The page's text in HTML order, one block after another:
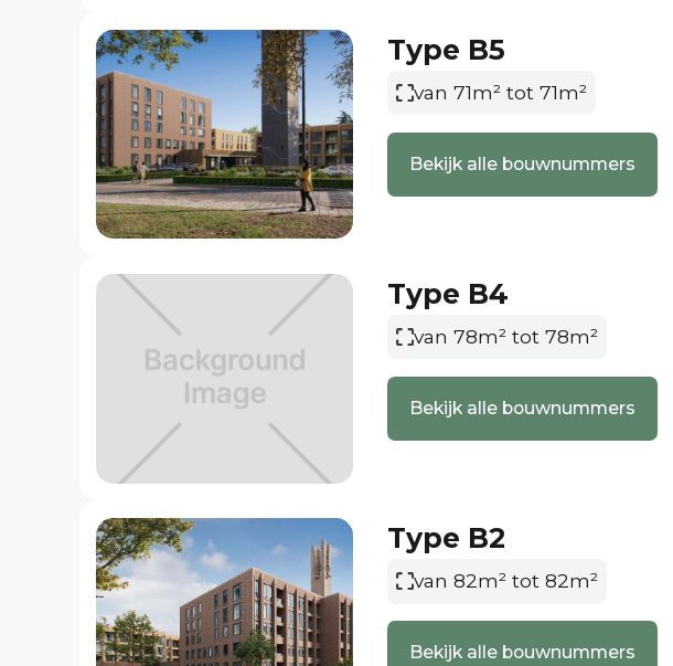
water, zorgt voor de gewenste temperatuur in je woning. Hierdoor
warm en ‘s zomers lekker koel.
WTW Unit
Een warmteterugwin unit is een centraal ventilatiesysteem dat
vervuilde lucht afvoert waarbij het de warme lucht gebruikt om
alvorens deze de woning in komt. Dit zorgt voor een gezond
zonder dat er veel warmte verloren gaat wat uiteindelijk resulteert
Heeft u interesse in het nieuwbouwplan Pius X in Uden? Neem
op met Van der Krabben Uden of Bernheze Makelaars.
Lees meer...
Type B5
van 71m² tot 71m²
Bekijk alle bouwnummers
Type B4
van 78m² tot 78m²
Bekijk alle bouwnummers
Type B2
van 82m² tot 82m²
Bekijk alle bouwnummers